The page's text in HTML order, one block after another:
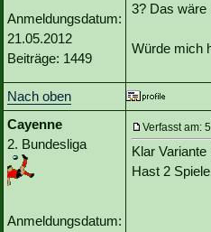
Anmeldungsdatum:
21.05.2012
Beiträge: 1449
3? Das wäre
Würde mich
Nach oben
Cayenne
2. Bundesliga
Anmeldungsdatum:
Verfasst am:
Klar Variante
Hast 2